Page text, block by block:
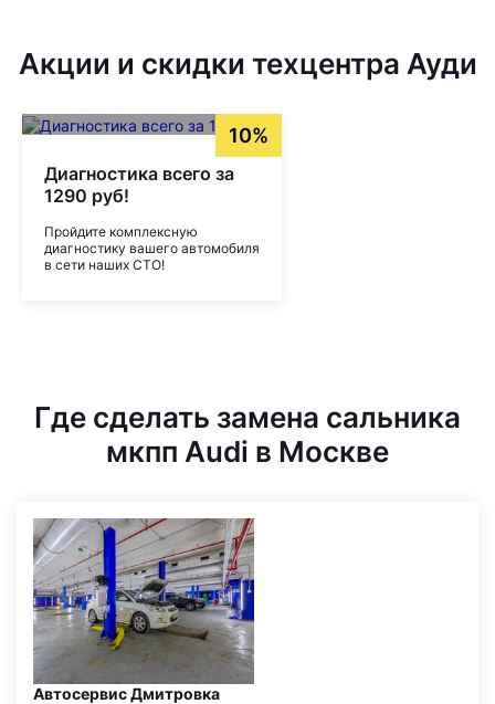
Акции и скидки техцентра Ауди
10%
Диагностика всего за
1290 руб!
Пройдите комплексную
диагностику вашего автомобиля
в сети наших СТО!
Где сделать замена сальника
мкпп Audi в Москве
Автосервис Дмитровка